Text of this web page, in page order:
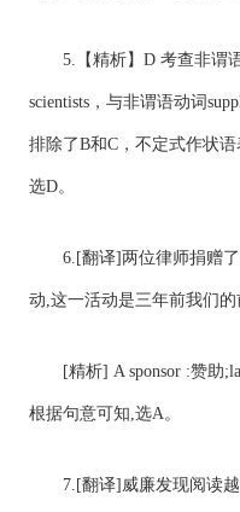
5.【精析】D 考查非谓语
scientists，与非谓语动词
排除了B和C，不定式作状
选D。
6.[翻译]两位律师捐赠了
动,这一活动是三年前我们的
[精析] A sponsor :赞助
根据句意可知,选A。
7.[翻译]威廉发现阅读越